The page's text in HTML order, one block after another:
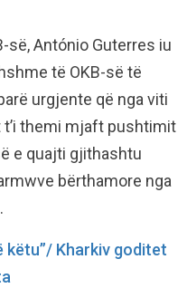
së, António Guterres iu
të OKB-së të
urgjente që nga viti
themi mjaft pushtimit
e quajti gjithashtu
bërthamore nga
këtu”/ Kharkiv goditet